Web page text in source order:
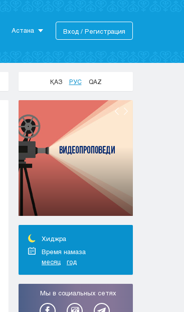
Астана
Актобе
Жезказган
Караганда
Кокшетау
Костанай
Кызылорда
Павлодар
Петропавловск
Талдыкорган
Тараз
Туркестан
Усть-Каменогорск
Шымкент
Вход / Регистрация
ҚАЗ РУС QAZ
Хиджра
Время намаза
месяц
год
Мы в социальных сетях